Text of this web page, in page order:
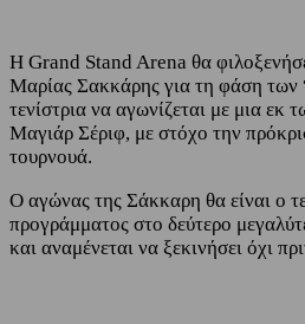
H Grand Stand Arena θα
Μαρίας Σακκάρης για τη φάση των
τενίστρια να αγωνίζεται με μια εκ
Μαγιάρ Σέριφ, με στόχο την
τουρνουά.
Ο αγώνας της Σάκκαρη θα είναι ο
προγράμματος στο δεύτερο
και αναμένεται να ξεκινήσει όχι